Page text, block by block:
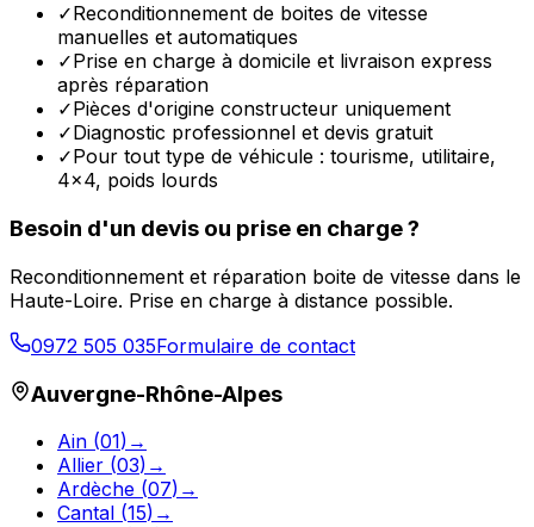
✓Reconditionnement de boites de vitesse
manuelles et automatiques
✓Prise en charge à domicile et livraison express
après réparation
✓Pièces d'origine constructeur uniquement
✓Diagnostic professionnel et devis gratuit
✓Pour tout type de véhicule : tourisme, utilitaire,
4x4, poids lourds
Besoin d'un devis ou prise en charge ?
Reconditionnement et réparation boite de vitesse dans le
Haute-Loire. Prise en charge à distance possible.
0972 505 035Formulaire de contact
Auvergne-Rhône-Alpes
Ain (01) →
Allier (03) →
Ardèche (07) →
Cantal (15) →